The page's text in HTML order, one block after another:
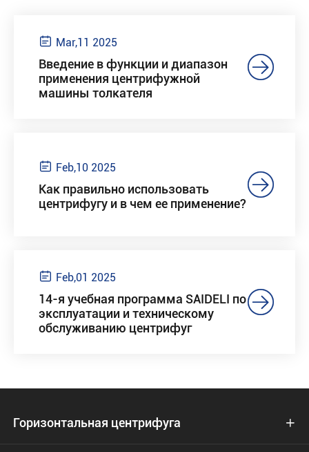
 Mar,11 2025
Введение в функции и диапазон
применения центрифужной
машины толкателя

 Feb,10 2025
Как правильно использовать
центрифугу и в чем ее применение?

 Feb,01 2025
14-я учебная программа SAIDELI по
эксплуатации и техническому
обслуживанию центрифуг

Горизонтальная центрифуга 